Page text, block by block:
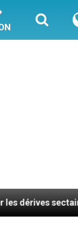
sectaires du